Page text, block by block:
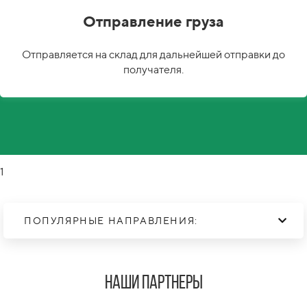
Отправление груза
Отправляется на склад для дальнейшей отправки до
получателя.
1
ПОПУЛЯРНЫЕ НАПРАВЛЕНИЯ:
Наши Партнеры